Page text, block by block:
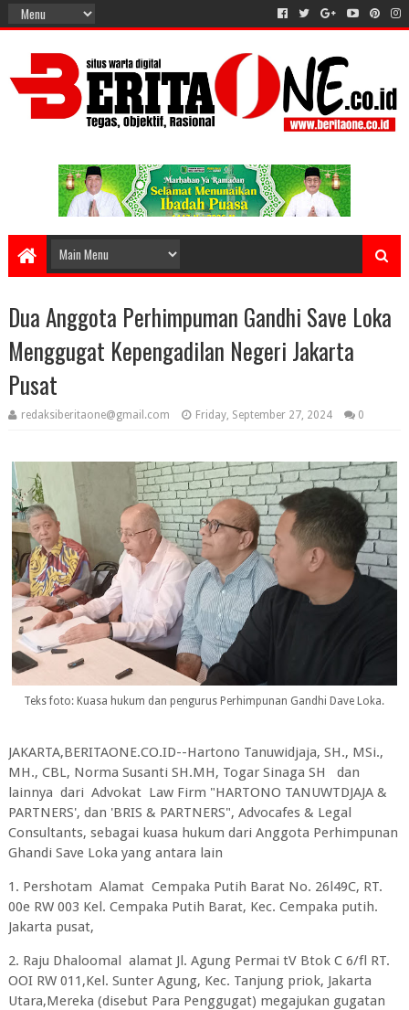
Dua Anggota Perhimpuman Gandhi Save Loka
Menggugat Kepengadilan Negeri Jakarta
Pusat
redaksiberitaone@gmail.com Friday, September 27, 2024 0
Teks foto: Kuasa hukum dan pengurus Perhimpunan Gandhi Dave Loka.
JAKARTA,BERITAONE.CO.ID--Hartono Tanuwidjaja, SH., MSi.,
MH., CBL, Norma Susanti SH.MH, Togar Sinaga SH dan
lainnya dari Advokat Law Firm "HARTONO TANUWTDJAJA &
PARTNERS', dan 'BRIS & PARTNERS", Advocafes & Legal
Consultants, sebagai kuasa hukum dari Anggota Perhimpunan
Ghandi Save Loka yang antara lain
1. Pershotam Alamat Cempaka Putih Barat No. 26l49C, RT.
00e RW 003 Kel. Cempaka Putih Barat, Kec. Cempaka putih.
Jakarta pusat,
2. Raju Dhaloomal alamat Jl. Agung Permai tV Btok C 6/fl RT.
OOI RW 011,Kel. Sunter Agung, Kec. Tanjung priok, Jakarta
Utara,Mereka (disebut Para Penggugat) megajukan gugatan